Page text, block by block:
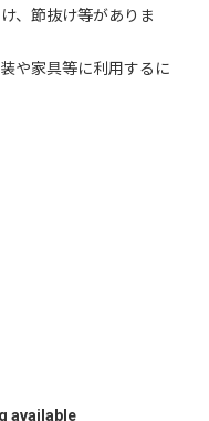
、節抜け等がありま
や家具等に利用するに
available